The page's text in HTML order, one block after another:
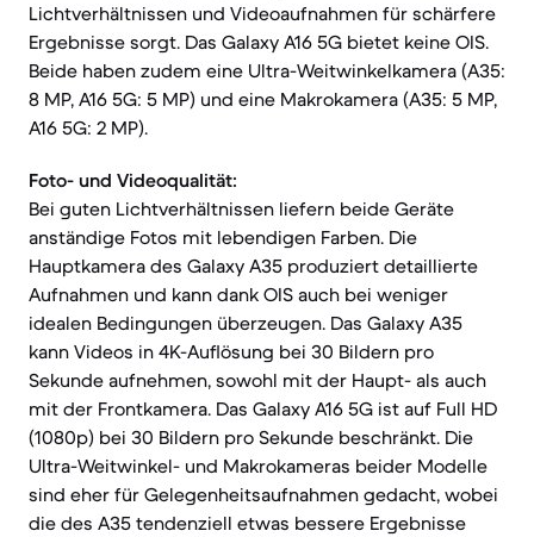
Lichtverhältnissen und Videoaufnahmen für schärfere
Ergebnisse sorgt. Das Galaxy A16 5G bietet keine OIS.
Beide haben zudem eine Ultra-Weitwinkelkamera (A35:
8 MP, A16 5G: 5 MP) und eine Makrokamera (A35: 5 MP,
A16 5G: 2 MP).
Foto- und Videoqualität:
Bei guten Lichtverhältnissen liefern beide Geräte
anständige Fotos mit lebendigen Farben. Die
Hauptkamera des Galaxy A35 produziert detaillierte
Aufnahmen und kann dank OIS auch bei weniger
idealen Bedingungen überzeugen. Das Galaxy A35
kann Videos in 4K-Auflösung bei 30 Bildern pro
Sekunde aufnehmen, sowohl mit der Haupt- als auch
mit der Frontkamera. Das Galaxy A16 5G ist auf Full HD
(1080p) bei 30 Bildern pro Sekunde beschränkt. Die
Ultra-Weitwinkel- und Makrokameras beider Modelle
sind eher für Gelegenheitsaufnahmen gedacht, wobei
die des A35 tendenziell etwas bessere Ergebnisse